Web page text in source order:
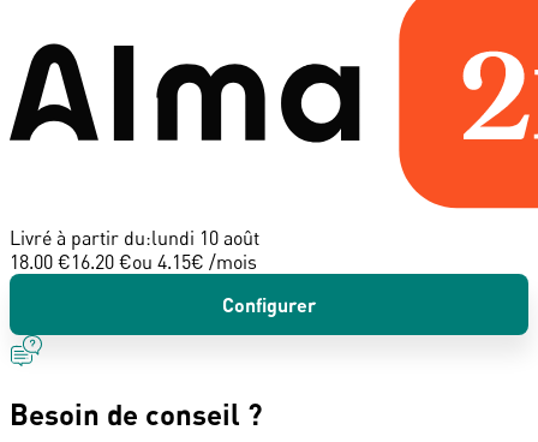
Livré à partir du:lundi 10 août
18.00 €16.20 €ou 4.15€ /mois
Configurer
Besoin de conseil ?